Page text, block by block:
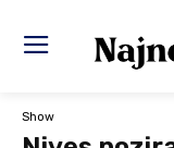
Show